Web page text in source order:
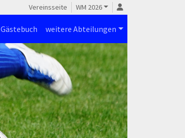
Vereinsseite WM 2026
Gästebuch weitere Abteilungen